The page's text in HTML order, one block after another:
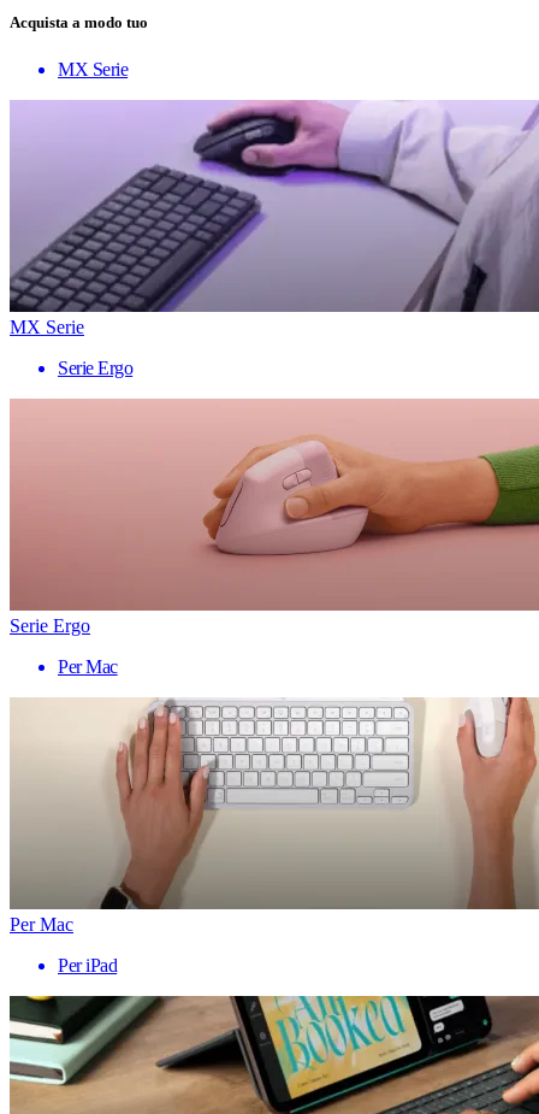
Acquista a modo tuo
MX Serie
MX Serie
Serie Ergo
Serie Ergo
Per Mac
Per Mac
Per iPad